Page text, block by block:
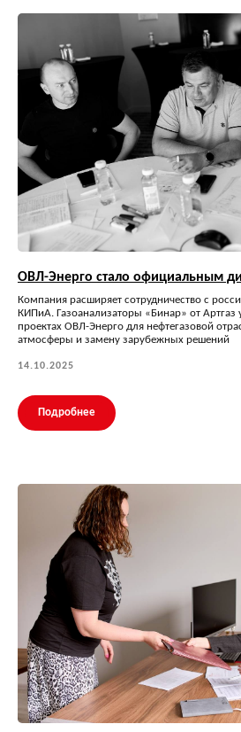
ОВЛ-Энерго стало официальным
Компания расширяет сотрудничество с
КИПиА. Газоанализаторы «Бинар» от
проектах ОВЛ-Энерго для нефтегазовой
атмосферы и замену зарубежных решений
14.10.2025
Подробнее